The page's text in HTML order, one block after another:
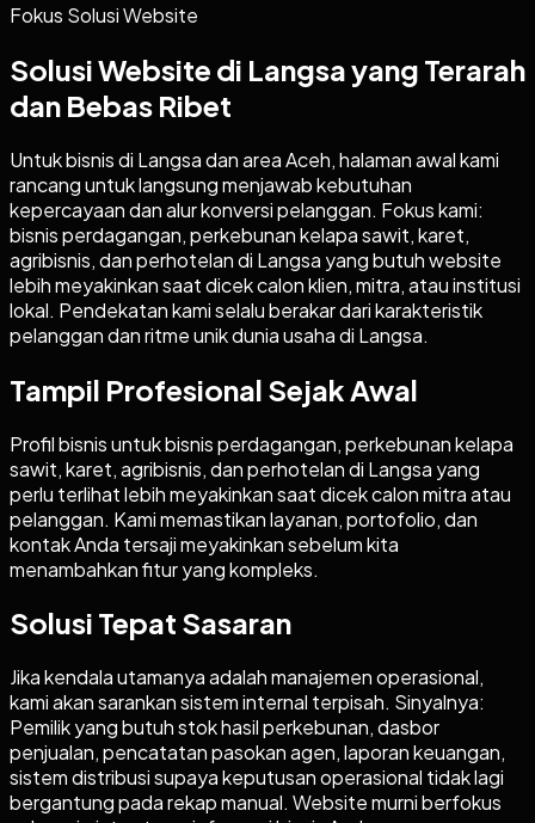
Fokus Solusi Website
Solusi Website di Langsa yang Terarah
dan Bebas Ribet
Untuk bisnis di Langsa dan area Aceh, halaman awal kami
rancang untuk langsung menjawab kebutuhan
kepercayaan dan alur konversi pelanggan. Fokus kami:
bisnis perdagangan, perkebunan kelapa sawit, karet,
agribisnis, dan perhotelan di Langsa yang butuh website
lebih meyakinkan saat dicek calon klien, mitra, atau institusi
lokal. Pendekatan kami selalu berakar dari karakteristik
pelanggan dan ritme unik dunia usaha di Langsa.
Tampil Profesional Sejak Awal
Profil bisnis untuk bisnis perdagangan, perkebunan kelapa
sawit, karet, agribisnis, dan perhotelan di Langsa yang
perlu terlihat lebih meyakinkan saat dicek calon mitra atau
pelanggan. Kami memastikan layanan, portofolio, dan
kontak Anda tersaji meyakinkan sebelum kita
menambahkan fitur yang kompleks.
Solusi Tepat Sasaran
Jika kendala utamanya adalah manajemen operasional,
kami akan sarankan sistem internal terpisah. Sinyalnya:
Pemilik yang butuh stok hasil perkebunan, dasbor
penjualan, pencatatan pasokan agen, laporan keuangan,
sistem distribusi supaya keputusan operasional tidak lagi
bergantung pada rekap manual. Website murni berfokus